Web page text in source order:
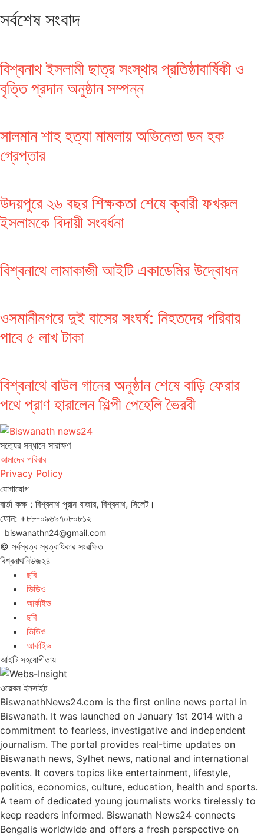
সর্বশেষ সংবাদ
বিশ্বনাথ ইসলামী ছাত্র সংস্থার প্রতিষ্ঠাবার্ষিকী ও
বৃত্তি প্রদান অনুষ্ঠান সম্পন্ন
সালমান শাহ হত্যা মামলায় অভিনেতা ডন হক
গ্রেপ্তার
উদয়পুরে ২৬ বছর শিক্ষকতা শেষে ক্বারী ফখরুল
ইসলামকে বিদায়ী সংবর্ধনা
বিশ্বনাথে লামাকাজী আইটি একাডেমির উদ্বোধন
ওসমানীনগরে দুই বাসের সংঘর্ষ: নিহতদের পরিবার
পাবে ৫ লাখ টাকা
বিশ্বনাথে বাউল গানের অনুষ্ঠান শেষে বাড়ি ফেরার
পথে প্রাণ হারালেন শিল্পী পেহেলি ভৈরবী
সত‌্যের সন্ধানে সারাক্ষণ
আমাদের পরিবার
Privacy Policy
যোগাযোগ
বার্তা কক্ষ : বিশ্বনাথ পুরান বাজার, বিশ্বনাথ, সিলেট।
ফোন: +৮৮-০৯৬৯৭০৮০৮১২
biswanathn24@gmail.com
© সর্বস্বত্ব স্বত্বাধিকার সংরক্ষিত
বিশ্বনাথনিউজ২৪
ছবি
ভিডিও
আর্কাইভ
ছবি
ভিডিও
আর্কাইভ
আইটি সহযোগীতায়
ওয়েবস ইনসাইট
BiswanathNews24.com is the first online news portal in
Biswanath. It was launched on January 1st 2014 with a
commitment to fearless, investigative and independent
journalism. The portal provides real-time updates on
Biswanath news, Sylhet news, national and international
events. It covers topics like entertainment, lifestyle,
politics, economics, culture, education, health and sports.
A team of dedicated young journalists works tirelessly to
keep readers informed. Biswanath News24 connects
Bengalis worldwide and offers a fresh perspective on